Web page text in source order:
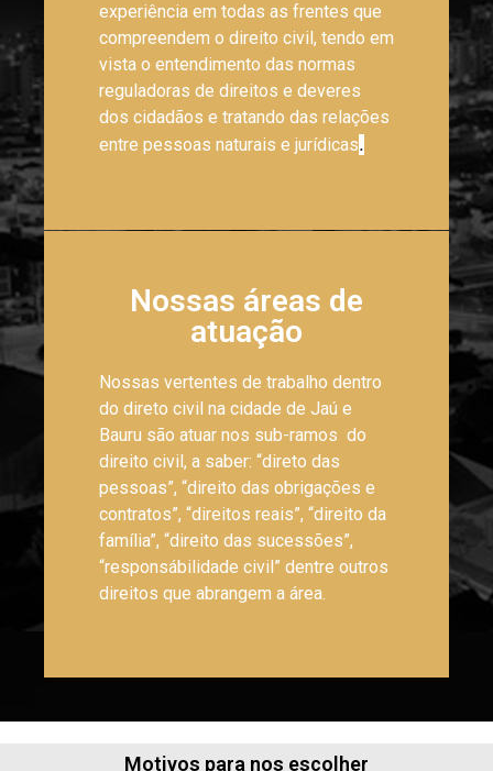
experiência em todas as frentes que
compreendem o direito civil, tendo em
vista o entendimento das normas
reguladoras de direitos e deveres
dos cidadãos e tratando das relações
entre pessoas naturais e jurídicas.
Nossas áreas de
atuação
Nossas vertentes de trabalho dentro
do direto civil na cidade de Jaú e
Bauru são atuar nos sub-ramos do
direito civil, a saber: “direto das
pessoas”, “direito das obrigações e
contratos”, “direitos reais”, “direito da
família”, “direito das sucessões”,
“responsábilidade civil” dentre outros
direitos que abrangem a área.
Motivos para nos escolher